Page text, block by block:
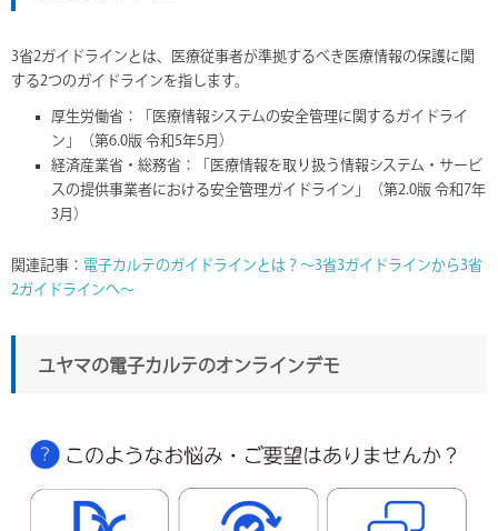
3省2ガイドラインとは、医療従事者が準拠するべき医療情報の保護に関
する2つのガイドラインを指します。
厚生労働省：「医療情報システムの安全管理に関するガイドライ
ン」（第6.0版 令和5年5月）
経済産業省・総務省：「医療情報を取り扱う情報システム・サービ
スの提供事業者における安全管理ガイドライン」（第2.0版 令和7年
3月）
関連記事： 電子カルテのガイドラインとは？～3省3ガイドラインから3省
2ガイドラインへ～
ユヤマの電子カルテのオンラインデモ